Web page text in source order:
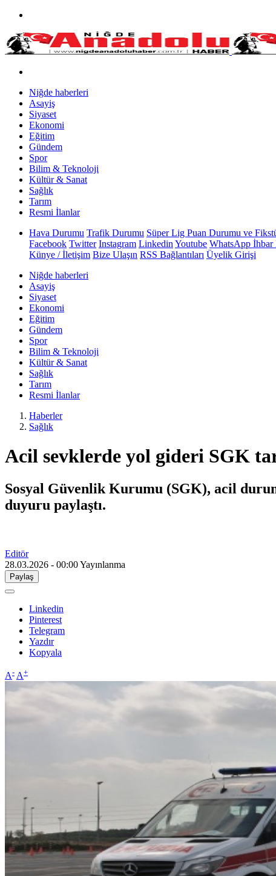
Niğde haberleri
Asayiş
Siyaset
Ekonomi
Eğitim
Gündem
Spor
Bilim & Teknoloji
Kültür & Sanat
Sağlık
Tarım
Resmi İlanlar
Hava Durumu Trafik Durumu Süper Lig Puan Durumu ve
Facebook Twitter Instagram Linkedin Youtube WhatsApp İhbar
Künye / İletişim Bize Ulaşın RSS Bağlantıları Üyelik Girişi
Niğde haberleri
Asayiş
Siyaset
Ekonomi
Eğitim
Gündem
Spor
Bilim & Teknoloji
Kültür & Sanat
Sağlık
Tarım
Resmi İlanlar
Haberler
Sağlık
Acil sevklerde yol gideri SGK
Sosyal Güvenlik Kurumu (SGK), acil
duyuru paylaştı.
Editör
28.03.2026 - 00:00Yayınlanma
Paylaş
Linkedin
Pinterest
Telegram
Yazdır
Kopyala
A- A+